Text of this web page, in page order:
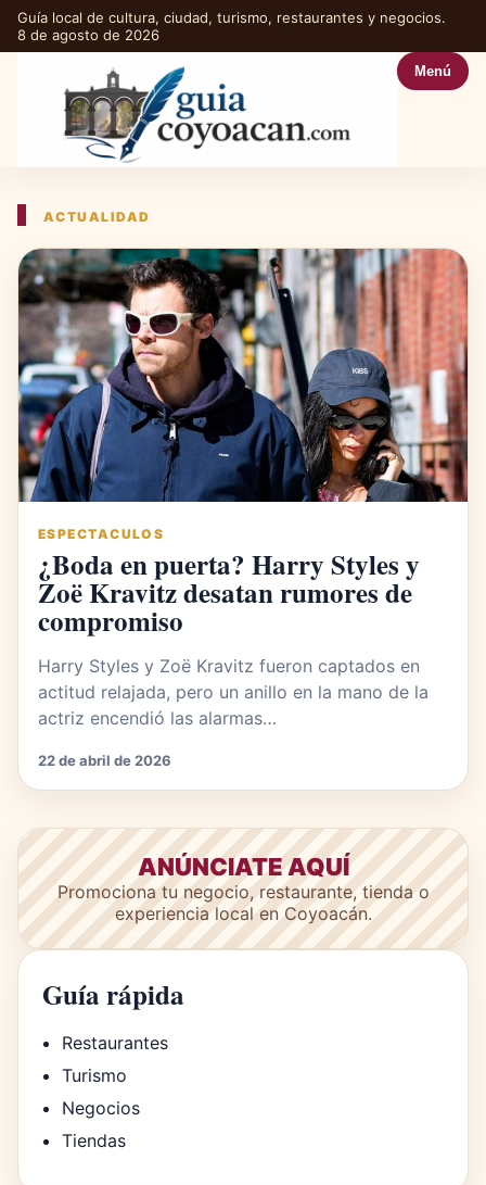
Guía local de cultura, ciudad, turismo, restaurantes y negocios.
8 de agosto de 2026
Menú
ACTUALIDAD
ESPECTACULOS
¿Boda en puerta? Harry Styles y
Zoë Kravitz desatan rumores de
compromiso
Harry Styles y Zoë Kravitz fueron captados en
actitud relajada, pero un anillo en la mano de la
actriz encendió las alarmas…
22 de abril de 2026
ANÚNCIATE AQUÍ
Promociona tu negocio, restaurante, tienda o
experiencia local en Coyoacán.
Guía rápida
Restaurantes
Turismo
Negocios
Tiendas